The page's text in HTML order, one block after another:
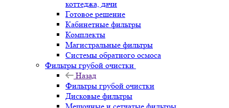
коттеджа, дачи
Готовое решение
Кабинетные фильтры
Комплекты
Магистральные фильтры
Системы обратного осмоса
Фильтры грубой очистки
Назад
Фильтры грубой очистки
Дисковые фильтры